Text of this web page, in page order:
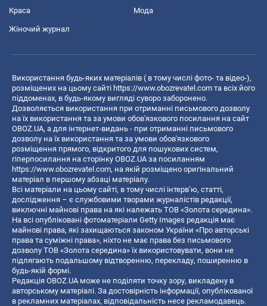
Краса Мода
Жіночий журнал
Використання будь-яких матеріалів ( в тому числі фото- та відео-),
розміщених на цьому сайті https://www.obozrevatel.com та всіх його
піддоменах, в будь-якому вигляді суворо заборонено.
Дозволяється використання при отриманні письмового дозволу
на їх використання та за умови обов'язкового посилання на сайт
OBOZ.UA, а для інтернет-видань - при отриманні письмового
дозволу на їх використання та за умови обов'язкового
розміщення прямого, відкритого для пошукових систем,
гіперпосилання на сторінку OBOZ.UA за посиланням
https://www.obozrevatel.com, на якій розміщено оригінальний
матеріал в першому абзаці матеріалу.
Всі матеріали на цьому сайті, в тому числі інтерв’ю, статті,
дослідження – є службовими творами журналістів редакції,
виключні майнові права на які належать ТОВ «Золота середина».
На всі опубліковані фотоматеріали Getty Images редакція має
майнові права, які захищаються законом України «Про авторські
права та суміжні права», ніхто не має права без письмового
дозволу ТОВ «Золота середина» їх використовувати, вони не
підлягають подальшому відтворенню, перекладу, поширенню в
будь-якій формі.
Редакція OBOZ.UA може не поділяти точку зору, викладену в
авторському матеріалі. За достовірність інформації, опублікованої
в рекламних матеріалах, відповідальність несе рекламодавець.